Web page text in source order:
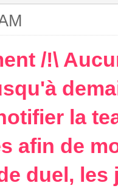
/!\
la
afin de
duel,